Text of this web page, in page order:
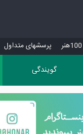
پرسش‏های متداول
گویندگی